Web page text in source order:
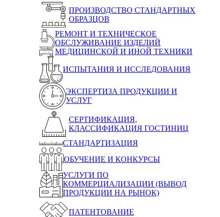
ПРОИЗВОДСТВО СТАНДАРТНЫХ
ОБРАЗЦОВ
РЕМОНТ И ТЕХНИЧЕСКОЕ
ОБСЛУЖИВАНИЕ ИЗДЕЛИЙ
МЕДИЦИНСКОЙ И ИНОЙ ТЕХНИКИ
ИСПЫТАНИЯ И ИССЛЕДОВАНИЯ
ЭКСПЕРТИЗА ПРОДУКЦИИ И
УСЛУГ
СЕРТИФИКАЦИЯ,
КЛАССИФИКАЦИЯ ГОСТИНИЦ
СТАНДАРТИЗАЦИЯ
ОБУЧЕНИЕ И КОНКУРСЫ
УСЛУГИ ПО
КОММЕРЦИАЛИЗАЦИИ (ВЫВОД
ПРОДУКЦИИ НА РЫНОК)
ПАТЕНТОВАНИЕ